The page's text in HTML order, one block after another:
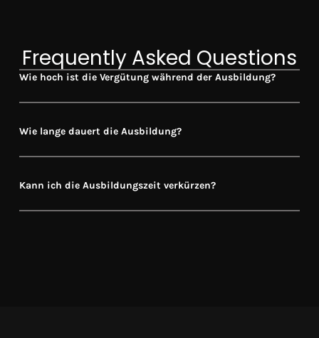
Frequently Asked Questions
Wie hoch ist die Vergütung während der Ausbildung?
Wie lange dauert die Ausbildung?
Kann ich die Ausbildungszeit verkürzen?